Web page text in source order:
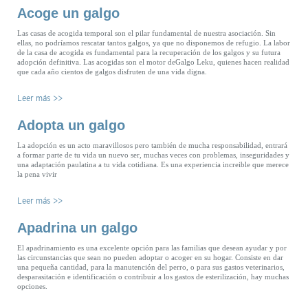
Acoge un galgo
Las casas de acogida temporal son el pilar fundamental de nuestra asociación. Sin
ellas, no podríamos rescatar tantos galgos, ya que no disponemos de refugio. La labor
de la casa de acogida es fundamental para la recuperación de los galgos y su futura
adopción definitiva. Las acogidas son el motor deGalgo Leku, quienes hacen realidad
que cada año cientos de galgos disfruten de una vida digna.
Leer más >>
Adopta un galgo
La adopción es un acto maravillosos pero también de mucha responsabilidad, entrará
a formar parte de tu vida un nuevo ser, muchas veces con problemas, inseguridades y
una adaptación paulatina a tu vida cotidiana. Es una experiencia increible que merece
la pena vivir
Leer más >>
Apadrina un galgo
El apadrinamiento es una excelente opción para las familias que desean ayudar y por
las circunstancias que sean no pueden adoptar o acoger en su hogar. Consiste en dar
una pequeña cantidad, para la manutención del perro, o para sus gastos veterinarios,
desparasitación e identificación o contribuir a los gastos de esterilización, hay muchas
opciones.